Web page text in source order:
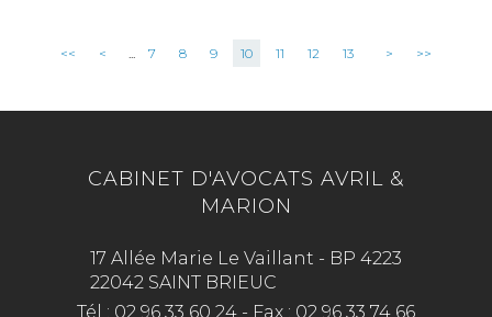
<< < ... 7 8 9 10 11 12 13 > >>
CABINET D'AVOCATS AVRIL &
MARION
17 Allée Marie Le Vaillant - BP 4223
22042 SAINT BRIEUC
Tél : 02 96 33 60 24 - Fax : 02 96 33 74 66